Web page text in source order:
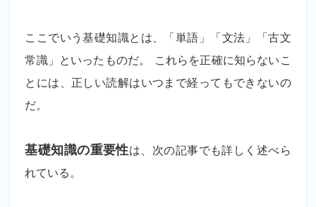
ここでいう基礎知識とは、「単語」「文法」「古文
常識」といったものだ。 これらを正確に知らないこ
とには、正しい読解はいつまで経ってもできないの
だ。
基礎知識の重要性は、次の記事でも詳しく述べら
れている。